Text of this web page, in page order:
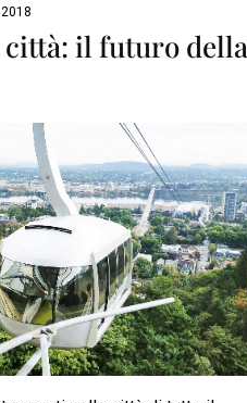
il futuro della